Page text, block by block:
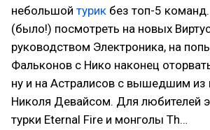
небольшой турик без топ-5
(было!) посмотреть на новых
руководством Электроника, на
Фальконов с Нико наконец
ну и на Астралисов с вышедшим из
Николя Девайсом. Для любителей
турки Eternal Fire и монголы Th…